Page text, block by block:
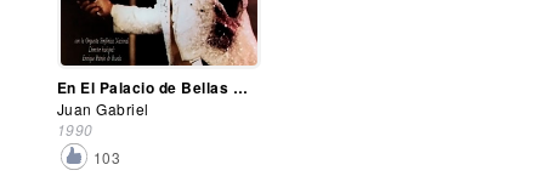
En El Palacio de Bellas Artes
Juan Gabriel
1990
103